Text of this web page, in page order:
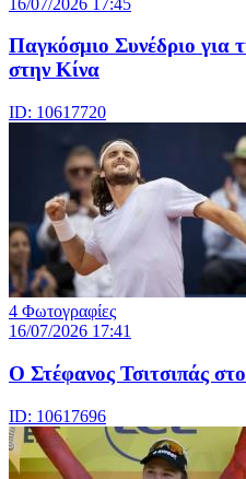
Παγκόσμιο Συνέδριο για
στην Κίνα
ID: 10617720
4 Φωτογραφίες
16/07/2026 17:41
Ο Στέφανος Τσιτσιπάς
ID: 10617696